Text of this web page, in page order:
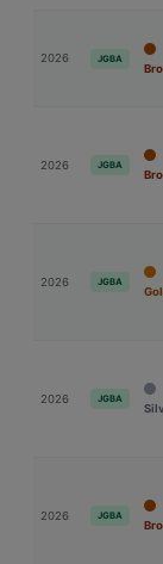
2026 JGBA
2026 JGBA
2026 JGBA
2026 JGBA
2026 JGBA